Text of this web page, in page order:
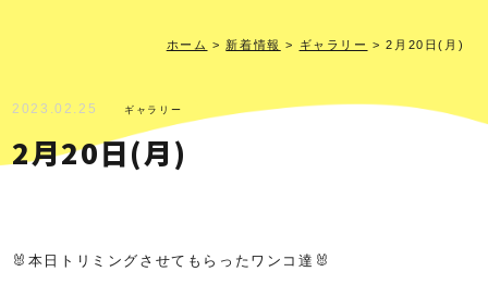
ホーム > 新着情報 > ギャラリー >2月20日(月)
2023.02.25 ギャラリー
2月20日(月)
🐰本日トリミングさせてもらったワンコ達🐰